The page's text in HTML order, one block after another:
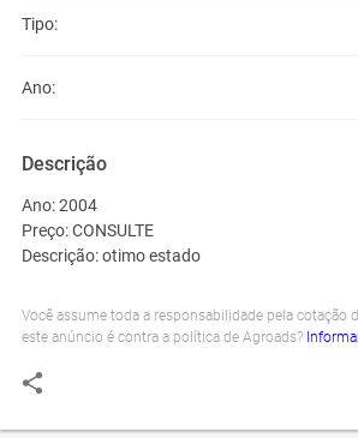
Tipo:
Ano:
Descrição
Ano:2004
Preço:CONSULTE
Descrição:otimo estado
Você assume toda a responsabilidade pela cotação
este anúncio é contra a política de Agroads?